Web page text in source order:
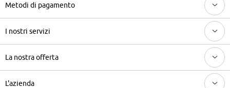
Metodi di pagamento
I nostri servizi
La nostra offerta
L'azienda